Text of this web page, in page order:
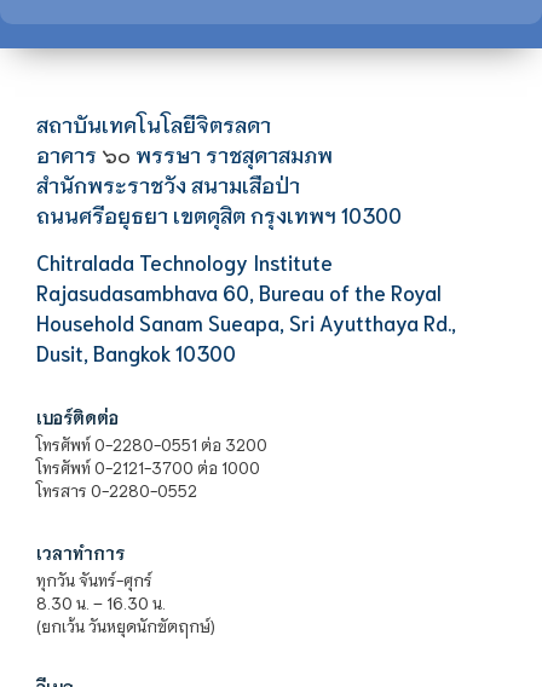
สถาบันเทคโนโลยีจิตรลดา
อาคาร ๖๐ พรรษา ราชสุดาสมภพ
สำนักพระราชวัง สนามเสือป่า
ถนนศรีอยุธยา เขตดุสิต กรุงเทพฯ 10300
Chitralada Technology Institute
Rajasudasambhava 60, Bureau of the Royal
Household Sanam Sueapa, Sri Ayutthaya Rd.,
Dusit, Bangkok 10300
เบอร์ติดต่อ
โทรศัพท์ 0-2280-0551 ต่อ 3200
โทรศัพท์ 0-2121-3700 ต่อ 1000
โทรสาร 0-2280-0552
เวลาทำการ
ทุกวัน จันทร์-ศุกร์
8.30 น. – 16.30 น.
(ยกเว้น วันหยุดนักขัตฤกษ์)